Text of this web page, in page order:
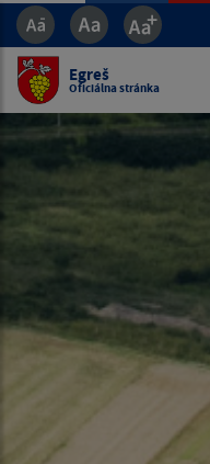
Egreš
Oficiálna stránka